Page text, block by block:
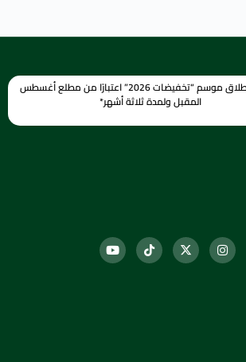
التجارة” إطلاق موسم “تخفيضات 2026” اعتبارًا من مطلع أغسطس
المقبل ولمدة ثلاثة أشهر*